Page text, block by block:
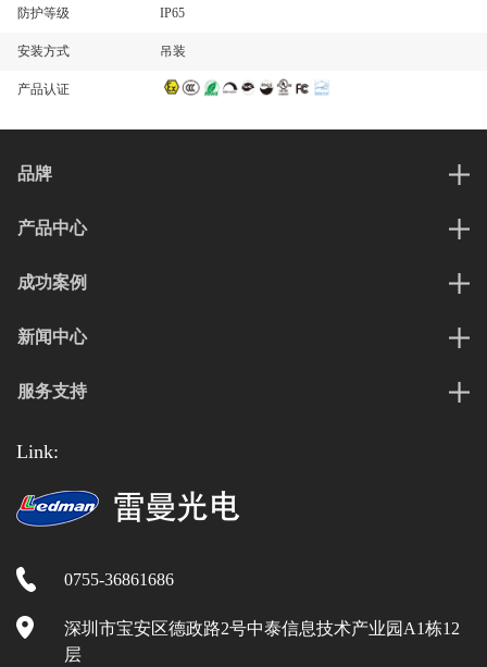
防护等级 IP65
安装方式 吊装
产品认证
品牌
产品中心
成功案例
新闻中心
服务支持
Link:
0755-36861686
深圳市宝安区德政路2号中泰信息技术产业园A1栋12
层